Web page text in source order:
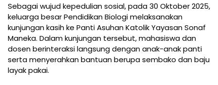
Sebagai wujud kepedulian sosial, pada 30 Oktober 2025,
keluarga besar Pendidikan Biologi melaksanakan
kunjungan kasih ke Panti Asuhan Katolik Yayasan Sonaf
Maneka. Dalam kunjungan tersebut, mahasiswa dan
dosen berinteraksi langsung dengan anak-anak panti
serta menyerahkan bantuan berupa sembako dan baju
layak pakai.